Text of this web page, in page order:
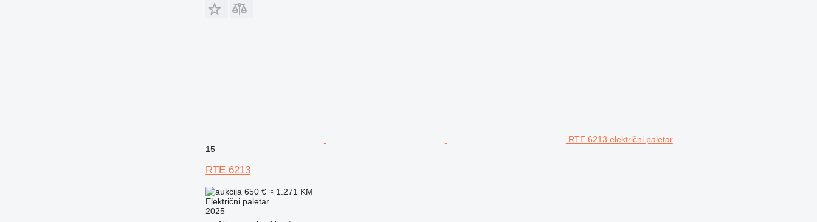
RTE 6213 električni paletar
15
RTE 6213
650 € ≈ 1.271 KM
Električni paletar
2025